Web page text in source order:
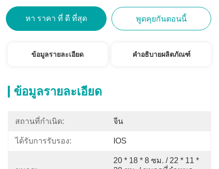
หา ราคา ที่ ดี ที่สุด พูดคุยกันตอนนี้
ข้อมูลรายละเอียด คำอธิบายผลิตภัณฑ์
ข้อมูลรายละเอียด
สถานที่กำเนิด: จีน
ได้รับการรับรอง: IOS
20 * 18 * 8 ซม. / 22 * ​​11 *